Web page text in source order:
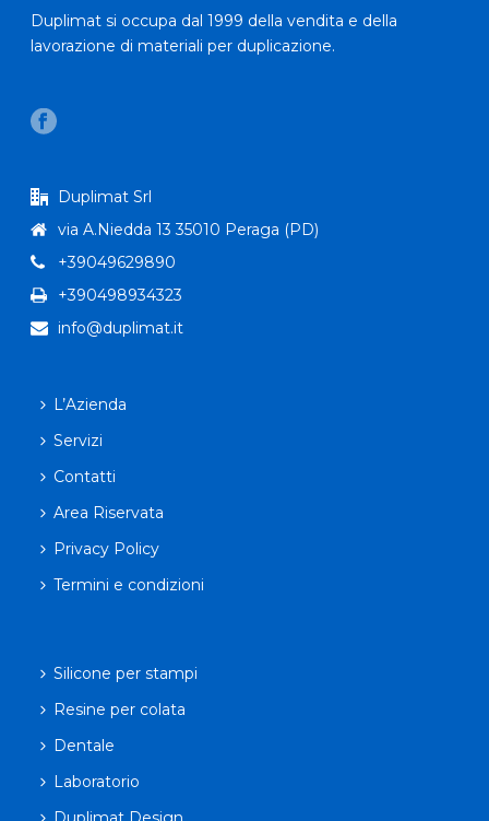
Duplimat si occupa dal 1999 della vendita e della
lavorazione di materiali per duplicazione.
Duplimat Srl
via A.Niedda 13 35010 Peraga (PD)
+39049629890
+390498934323
info@duplimat.it
L’Azienda
Servizi
Contatti
Area Riservata
Privacy Policy
Termini e condizioni
Silicone per stampi
Resine per colata
Dentale
Laboratorio